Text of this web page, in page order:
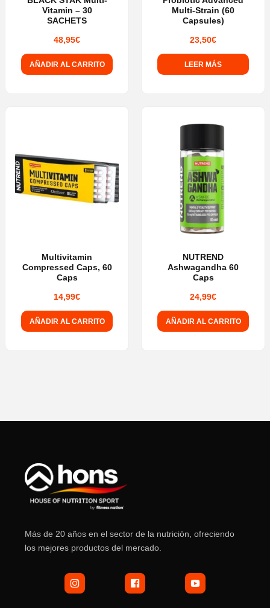
la
de
producto
la
página
de
producto
Vitamin – 30
SACHETS
48,95€
AÑADIR AL CARRITO
Multi-Strain (60
Capsules)
23,50€
LEER MÁS
Multivitamin
Compressed Caps, 60
Caps
14,99€
AÑADIR AL CARRITO
NUTREND
Ashwagandha 60
Caps
24,99€
AÑADIR AL CARRITO
Más de 20 años en el sector de la nutrición, ofreciendo
los mejores productos del mercado.